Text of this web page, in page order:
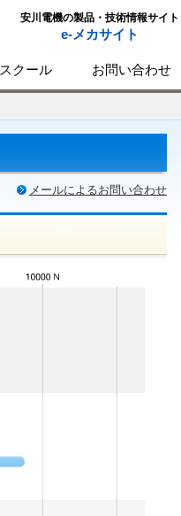
安川電機の製品・技術情報サイト
e-メカサイト
スクール お問い合わせ
メールによるお問い合わせ